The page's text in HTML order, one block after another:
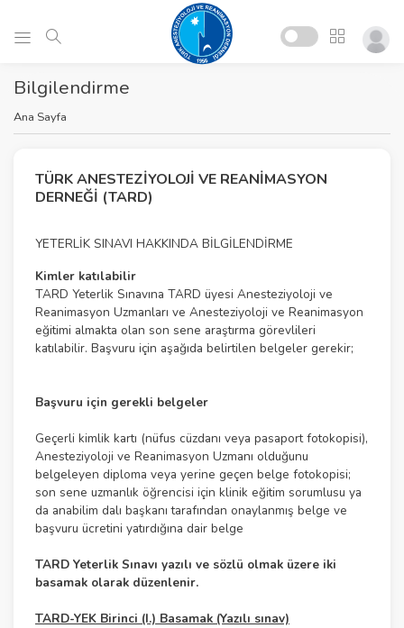
Bilgilendirme
Ana Sayfa
TÜRK ANESTEZİYOLOJİ VE REANİMASYON
DERNEĞİ (TARD)
YETERLİK SINAVI HAKKINDA BİLGİLENDİRME
Kimler katılabilir
TARD Yeterlik Sınavına TARD üyesi Anesteziyoloji ve
Reanimasyon Uzmanları ve Anesteziyoloji ve Reanimasyon
eğitimi almakta olan son sene araştırma görevlileri
katılabilir. Başvuru için aşağıda belirtilen belgeler gerekir;
Başvuru için gerekli belgeler
Geçerli kimlik kartı (nüfus cüzdanı veya pasaport fotokopisi),
Anesteziyoloji ve Reanimasyon Uzmanı olduğunu
belgeleyen diploma veya yerine geçen belge fotokopisi;
son sene uzmanlık öğrencisi için klinik eğitim sorumlusu ya
da anabilim dalı başkanı tarafından onaylanmış belge ve
başvuru ücretini yatırdığına dair belge
TARD Yeterlik Sınavı yazılı ve sözlü olmak üzere iki
basamak olarak düzenlenir.
TARD-YEK Birinci (I.) Basamak (Yazılı sınav)